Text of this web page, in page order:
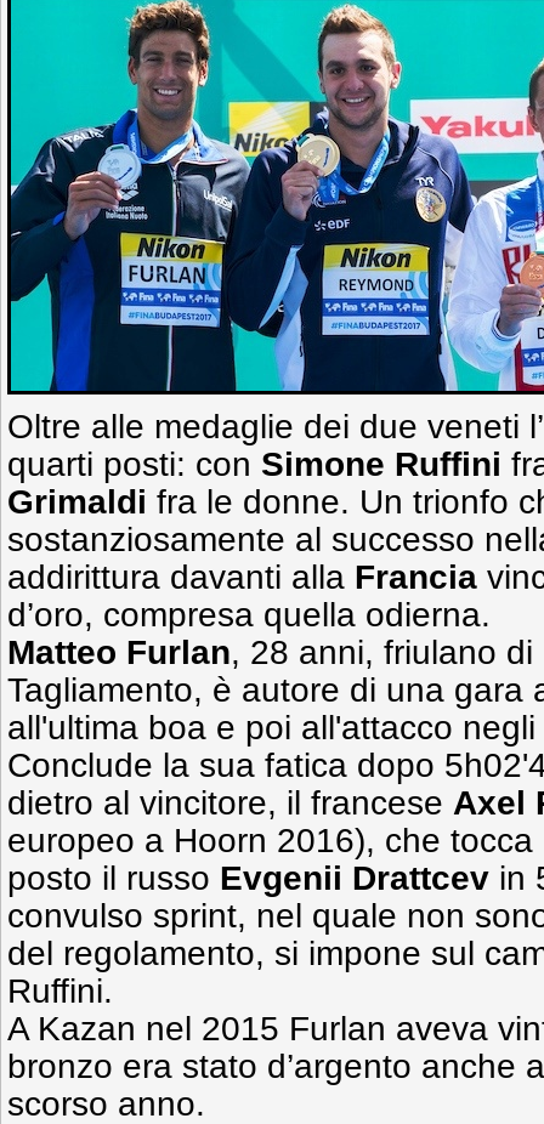
Oltre alle medaglie dei due veneti
quarti posti: con Simone Ruffini
Grimaldi fra le donne. Un trionfo
sostanziosamente al successo
addirittura davanti alla Francia
d’oro, compresa quella odierna.
Matteo Furlan, 28 anni, friulano di
Tagliamento, è autore di una gara
all'ultima boa e poi all'attacco
Conclude la sua fatica dopo
dietro al vincitore, il francese Axel
europeo a Hoorn 2016), che tocca
posto il russo Evgenii Drattcev in
convulso sprint, nel quale non
del regolamento, si impone sul
Ruffini.
A Kazan nel 2015 Furlan aveva
bronzo era stato d’argento anche
scorso anno.